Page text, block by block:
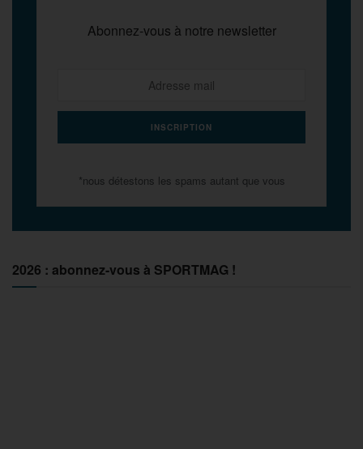
Abonnez-vous à notre newsletter
*nous détestons les spams autant que vous
2026 : abonnez-vous à SPORTMAG !